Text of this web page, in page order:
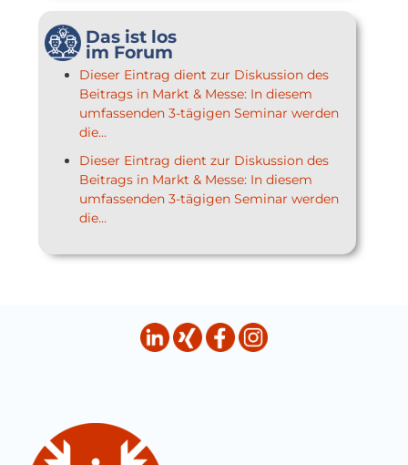
Das ist los
im Forum
Dieser Eintrag dient zur Diskussion des
Beitrags in Markt & Messe: In diesem
umfassenden 3-tägigen Seminar werden
die...
Dieser Eintrag dient zur Diskussion des
Beitrags in Markt & Messe: In diesem
umfassenden 3-tägigen Seminar werden
die...